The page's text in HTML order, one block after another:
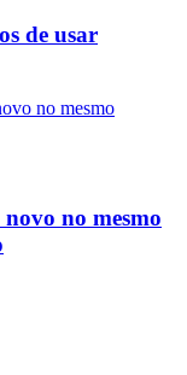
de usar
no mesmo